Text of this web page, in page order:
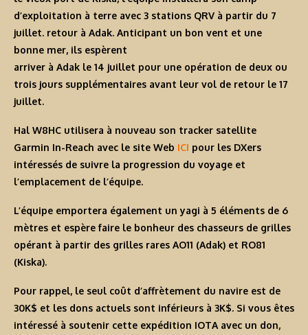
d’exploitation à terre avec 3 stations QRV à partir du 7
juillet. retour à Adak. Anticipant un bon vent et une
bonne mer, ils espèrent
arriver à Adak le 14 juillet pour une opération de deux ou
trois jours supplémentaires avant leur vol de retour le 17
juillet.
Hal W8HC utilisera à nouveau son tracker satellite
Garmin In-Reach avec le site Web ICI pour les DXers
intéressés de suivre la progression du voyage et
l’emplacement de l’équipe.
L’équipe emportera également un yagi à 5 éléments de 6
mètres et espère faire le bonheur des chasseurs de grilles
opérant à partir des grilles rares AO11 (Adak) et RO81
(Kiska).
Pour rappel, le seul coût d’affrètement du navire est de
30K$ et les dons actuels sont inférieurs à 3K$. Si vous êtes
intéressé à soutenir cette expédition IOTA avec un don,